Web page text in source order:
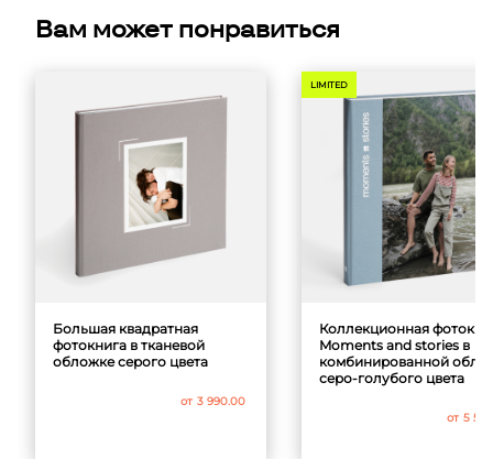
Вам может понравиться
Большая квадратная
фотокнига в тканевой
обложке серого цвета
от 3 990.00
LIMITED
Коллекционная
Moments and stories в
комбинированной
серо-голубого цвета
от 5